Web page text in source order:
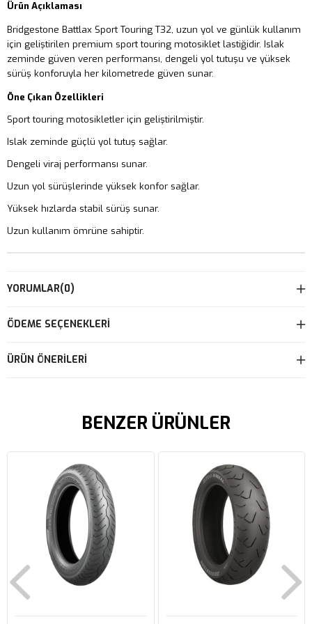
Ürün Açıklaması
Bridgestone Battlax Sport Touring T32, uzun yol ve günlük kullanım
için geliştirilen premium sport touring motosiklet lastiğidir. Islak
zeminde güven veren performansı, dengeli yol tutuşu ve yüksek
sürüş konforuyla her kilometrede güven sunar.
Öne Çıkan Özellikleri
Sport touring motosikletler için geliştirilmiştir.
Islak zeminde güçlü yol tutuş sağlar.
Dengeli viraj performansı sunar.
Uzun yol sürüşlerinde yüksek konfor sağlar.
Yüksek hızlarda stabil sürüş sunar.
Uzun kullanım ömrüne sahiptir.
YORUMLAR(0)
ÖDEME SEÇENEKLERI
ÜRÜN ÖNERILERI
BENZER ÜRÜNLER